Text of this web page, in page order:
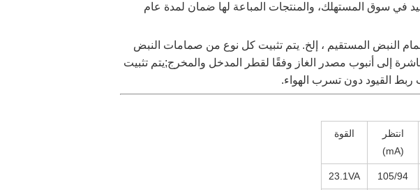
في سوق المستهلك، والمنتجات المباعة لها ضمان لمدة عام
النبض المستقيم ، إلخ. يتم تثبيت كل نوع من صمامات النبض
إلى أنبوب مصدر الغاز وفقًا لقطر المدخل والمخرج;يتم تثبيت
القيود دون تسرب الهواء.
انتظر
(mA)
القوة
105/94
23.1VA